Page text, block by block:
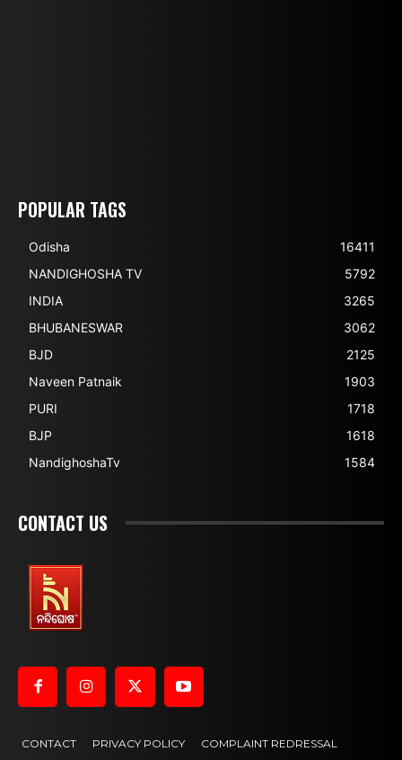
POPULAR TAGS
Odisha
16411
NANDIGHOSHA TV
5792
INDIA
3265
BHUBANESWAR
3062
BJD
2125
Naveen Patnaik
1903
PURI
1718
BJP
1618
NandighoshaTv
1584
CONTACT US
CONTACT PRIVACY POLICY COMPLAINT REDRESSAL